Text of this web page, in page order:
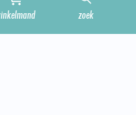
zoek